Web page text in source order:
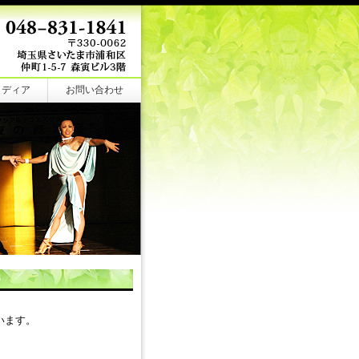
ディア お問い合わせ
す。